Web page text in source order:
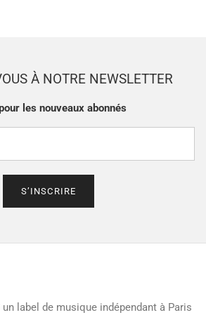
À NOTRE NEWSLETTER
les nouveaux abonnés
S’INSCRIRE
label de musique indépendant à Paris